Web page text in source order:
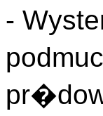
-